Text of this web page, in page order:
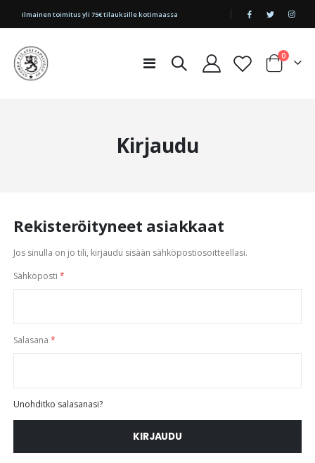
|
Ilmainen toimitus yli 75€ tilauksille kotimaassa
Toggle
Cart
0tuotetta
Kirjaudu
Rekisteröityneet asiakkaat
Jos sinulla on jo tili, kirjaudu sisään sähköpostiosoitteellasi.
Sähköposti
Salasana
Unohditko salasanasi?
KIRJAUDU